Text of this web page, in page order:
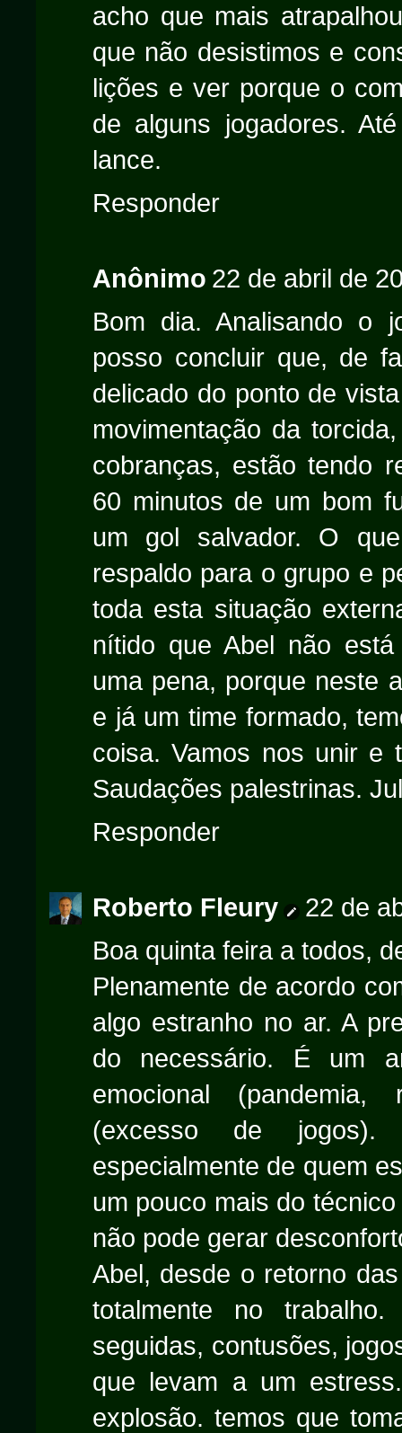
acho que mais
que não desistimos e
lições e ver porque o
de alguns jogadores.
lance.
Responder
Anônimo 22 de abril de
Bom dia. Analisando o
posso concluir que, de
delicado do ponto de
movimentação da
cobranças, estão tendo
60 minutos de um bom
um gol salvador. O
respaldo para o grupo e
toda esta situação
nítido que Abel não
uma pena, porque neste
e já um time formado,
coisa. Vamos nos unir e
Saudações palestrinas.
Responder
Roberto Fleury
22 de
Boa quinta feira a todos,
Plenamente de acordo
algo estranho no ar. A
do necessário. É um
emocional
(excesso de
especialmente de quem
um pouco mais do
não pode gerar
Abel, desde o retorno
totalmente no
seguidas, contusões,
que levam a um
explosão. temos que